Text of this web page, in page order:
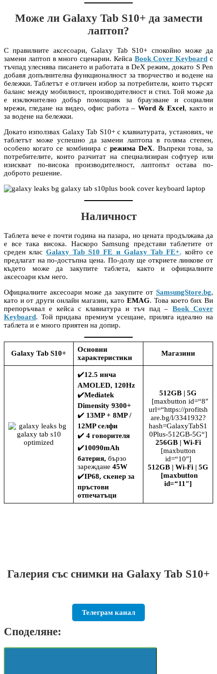
Може ли Galaxy Tab S10+ да замести
лаптоп?
С правилните аксесоари, Galaxy Tab S10+ спокойно може да
замени лаптоп в много сценарии. Кейса Book Cover Keyboard с
тъчпад улеснява писането и работата в DeX режим, докато S Pen
добавя допълнителна функционалност за творчество и водене на
бележки. Таблетът е отличен избор за потребители, които търсят
баланс между мобилност, производителност и стил. Той може да
е изключително добър помощник за браузване и социални
мрежи, гледане на видео, офис работа – Word & Excel, както и
за водене на бележки.
Докато използвах Galaxy Tab S10+ с клавиатурата, установих, че
таблетът може успешно да замени лаптопа в голяма степен,
особено когато се комбинира срежима DeX. Въпреки това, за
потребителите, които разчитат на специализиран софтуер или
изискват по-висока производителност, лаптопът остава по-
доброто решение.
Наличност
Таблета вече е почти година на пазара, но цената продължава да
е все така висока. Наскоро Samsung представи таблетите от
среден класGalaxy Tab S10 FE и Galaxy Tab FE+, който се
предлагат на по-достъпна цена. По-долу ще откриете линкове от
където може да закупите таблета, както и официалните
аксесоари към него.
Официалните аксесоари може да закупите от SamsungStore.bg,
като и от други онлайн магазин, катоEMAG. Това което бих Ви
препоръчвал е кейса с клавиатура и тъч пад –Book Cover
Keyboard. Той придава премиум усещане, приляга идеално на
таблета и е много приятен на допир.
Galaxy Tab S10+
Основни
характеристики
Магазини
✔️12.5 инча
AMOLED, 120Hz
✔️Mediatek
Dimensity 9300+
✔️ 13MP + 8MP /
12MP селфи
✔️ 4 говорителя
✔️10090mAh
батерия, бързо
зареждане 45W
✔️IP68, скенер за
пръстови
отпечатъци
512GB | 5G
[maxbutton id=“8″
url=“https://profitsh
are.bg/l/3341932?
hash=GalaxyTabS1
0Plus-512GB-5G“]
256GB | Wi-Fi
[maxbutton
id=“10″]
512GB | Wi-Fi | 5G
[maxbutton
id=“11″]
Галерия със снимки на Galaxy Tab S10+
Телеграм канал
Споделяне: